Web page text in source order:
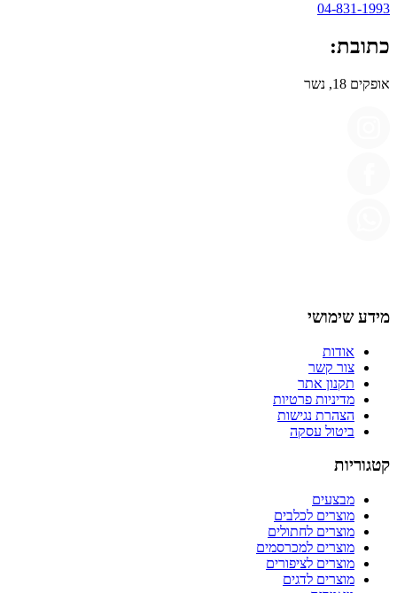
04-831-1993
כתובת:
אופקים 18, נשר
מידע שימושי
אודות
צור קשר
תקנון אתר
מדיניות פרטיות
הצהרת נגישות
ביטול עסקה
קטגוריות
מבצעים
מוצרים לכלבים
מוצרים לחתולים
מוצרים למכרסמים
מוצרים לציפורים
מוצרים לדגים